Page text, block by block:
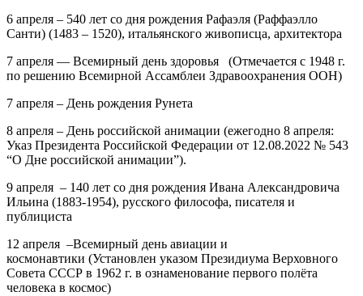
6 апреля – 540 лет со дня рождения Рафаэля (Раффаэлло
Санти) (1483 – 1520), итальянского живописца, архитектора
7 апреля — Всемирный день здоровья (Отмечается с 1948 г.
по решению Всемирной Ассамблеи Здравоохранения ООН)
7 апреля – День рождения Рунета
8 апреля – День российской анимации (ежегодно 8 апреля:
Указ Президента Российской Федерации от 12.08.2022 № 543
“О Дне российской анимации”).
9 апреля – 140 лет со дня рождения Ивана Александровича
Ильина (1883-1954), русского философа, писателя и
публициста
12 апреля –Всемирный день авиации и
космонавтики (Установлен указом Президиума Верховного
Совета СССР в 1962 г. в ознаменование первого полёта
человека в космос)